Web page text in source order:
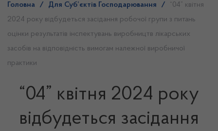
Головна / Для Суб’єктів Господарювання /
“04” квітня
2024 року відбудеться засідання робочої групи з питань
оцінки результатів інспектувань виробництв лікарських
засобів на відповідність вимогам належної виробничої
практики
“04” квітня 2024 року
відбудеться засідання